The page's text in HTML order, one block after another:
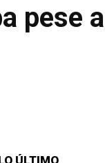
pese a
ÚLTIMO